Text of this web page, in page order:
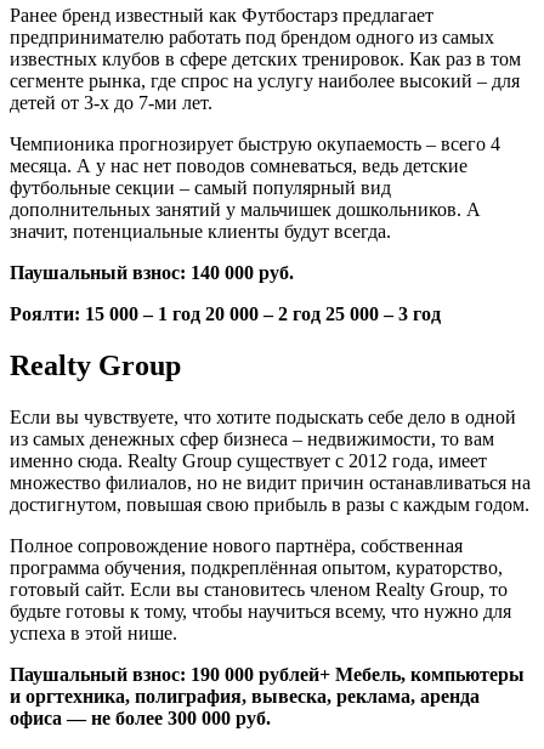
Ранее бренд известный как Футбостарз предлагает
предпринимателю работать под брендом одного из самых
известных клубов в сфере детских тренировок. Как раз в том
сегменте рынка, где спрос на услугу наиболее высокий – для
детей от 3-х до 7-ми лет.
Чемпионика прогнозирует быструю окупаемость – всего 4
месяца. А у нас нет поводов сомневаться, ведь детские
футбольные секции – самый популярный вид
дополнительных занятий у мальчишек дошкольников. А
значит, потенциальные клиенты будут всегда.
Паушальный взнос: 140 000 руб.
Роялти: 15 000 – 1 год 20 000 – 2 год 25 000 – 3 год
Realty Group
Если вы чувствуете, что хотите подыскать себе дело в одной
из самых денежных сфер бизнеса – недвижимости, то вам
именно сюда. Realty Group существует с 2012 года, имеет
множество филиалов, но не видит причин останавливаться на
достигнутом, повышая свою прибыль в разы с каждым годом.
Полное сопровождение нового партнёра, собственная
программа обучения, подкреплённая опытом, кураторство,
готовый сайт. Если вы становитесь членом Realty Group, то
будьте готовы к тому, чтобы научиться всему, что нужно для
успеха в этой нише.
Паушальный взнос: 190 000 рублей+ Мебель, компьютеры
и оргтехника, полиграфия, вывеска, реклама, аренда
офиса — не более 300 000 руб.